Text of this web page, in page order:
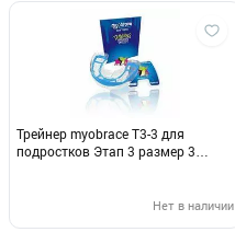
Трейнер myobrace Т3-3 для
подростков Этап 3 размер 3
Нет в наличии